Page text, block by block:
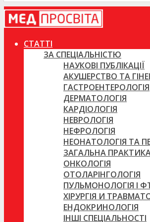
СТАТТІ
ЗА СПЕЦІАЛЬНІСТЮ
НАУКОВІ ПУБЛІКАЦІЇ
АКУШЕРСТВО ТА
ГАСТРОЕНТЕРОЛОГІЯ
ДЕРМАТОЛОГІЯ
КАРДІОЛОГІЯ
НЕВРОЛОГІЯ
НЕФРОЛОГІЯ
НЕОНАТОЛОГІЯ ТА
ЗАГАЛЬНА
ОНКОЛОГІЯ
ОТОЛАРІНГОЛОГІЯ
ПУЛЬМОНОЛОГІЯ І
ХІРУРГІЯ И
ЕНДОКРИНОЛОГІЯ
ІНШІ СПЕЦІАЛЬНОСТІ